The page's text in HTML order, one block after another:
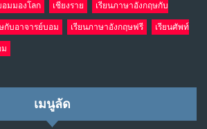
อมมองโลก เชียงราย เรียนภาษาอังกฤษกับ
กับอาจารย์บอม เรียนภาษาอังกฤษฟรี เรียนศัพท์
เมนูลัด